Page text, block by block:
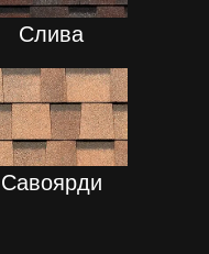
Савоярди
Слива
ПОДРОБНЕЕ